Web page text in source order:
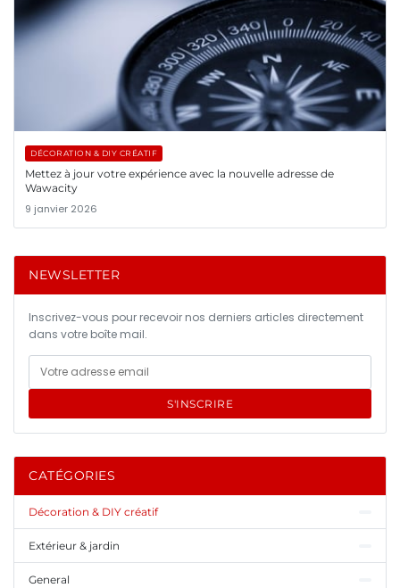
DÉCORATION & DIY CRÉATIF
Mettez à jour votre expérience avec la nouvelle adresse de
Wawacity
9 janvier 2026
NEWSLETTER
Inscrivez-vous pour recevoir nos derniers articles directement
dans votre boîte mail.
S'INSCRIRE
CATÉGORIES
Décoration & DIY créatif
Extérieur & jardin
General